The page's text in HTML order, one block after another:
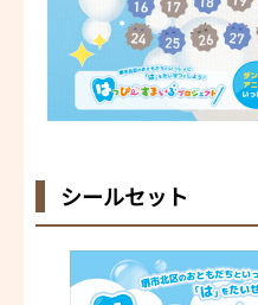
シールセット